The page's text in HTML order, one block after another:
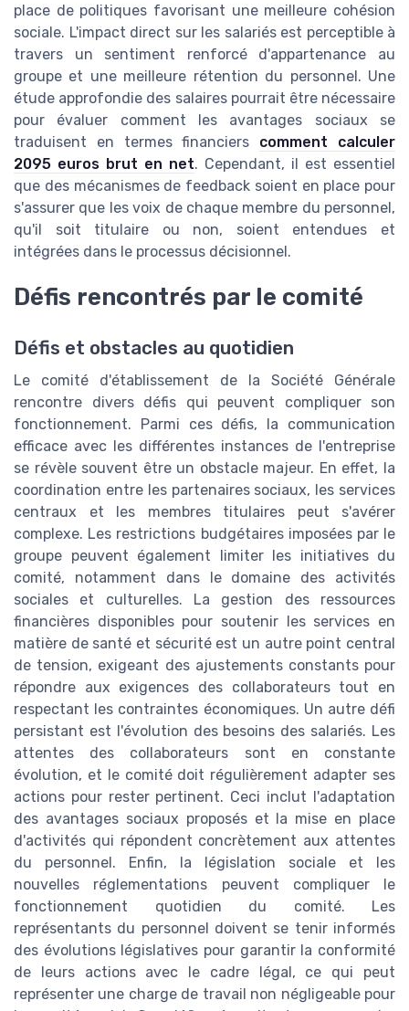
place de politiques favorisant une meilleure cohésion
sociale. L'impact direct sur les salariés est perceptible à
travers un sentiment renforcé d'appartenance au
groupe et une meilleure rétention du personnel. Une
étude approfondie des salaires pourrait être nécessaire
pour évaluer comment les avantages sociaux se
traduisent en termes financiers comment calculer
2095 euros brut en net. Cependant, il est essentiel
que des mécanismes de feedback soient en place pour
s'assurer que les voix de chaque membre du personnel,
qu'il soit titulaire ou non, soient entendues et
intégrées dans le processus décisionnel.
Défis rencontrés par le comité
Défis et obstacles au quotidien
Le comité d'établissement de la Société Générale
rencontre divers défis qui peuvent compliquer son
fonctionnement. Parmi ces défis, la communication
efficace avec les différentes instances de l'entreprise
se révèle souvent être un obstacle majeur. En effet, la
coordination entre les partenaires sociaux, les services
centraux et les membres titulaires peut s'avérer
complexe. Les restrictions budgétaires imposées par le
groupe peuvent également limiter les initiatives du
comité, notamment dans le domaine des activités
sociales et culturelles. La gestion des ressources
financières disponibles pour soutenir les services en
matière de santé et sécurité est un autre point central
de tension, exigeant des ajustements constants pour
répondre aux exigences des collaborateurs tout en
respectant les contraintes économiques. Un autre défi
persistant est l'évolution des besoins des salariés. Les
attentes des collaborateurs sont en constante
évolution, et le comité doit régulièrement adapter ses
actions pour rester pertinent. Ceci inclut l'adaptation
des avantages sociaux proposés et la mise en place
d'activités qui répondent concrètement aux attentes
du personnel. Enfin, la législation sociale et les
nouvelles réglementations peuvent compliquer le
fonctionnement quotidien du comité. Les
représentants du personnel doivent se tenir informés
des évolutions législatives pour garantir la conformité
de leurs actions avec le cadre légal, ce qui peut
représenter une charge de travail non négligeable pour